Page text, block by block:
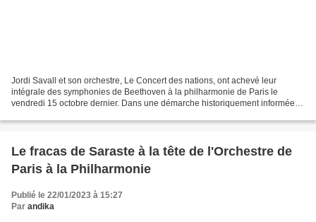
Jordi Savall et son orchestre, Le Concert des nations, ont achevé leur
intégrale des symphonies de Beethoven à la philharmonie de Paris le
vendredi 15 octobre dernier. Dans une démarche historiquement informée,
Le fracas de Saraste à la tête de l'Orchestre de
Paris à la Philharmonie
Publié le 22/01/2023 à 15:27
Par andika